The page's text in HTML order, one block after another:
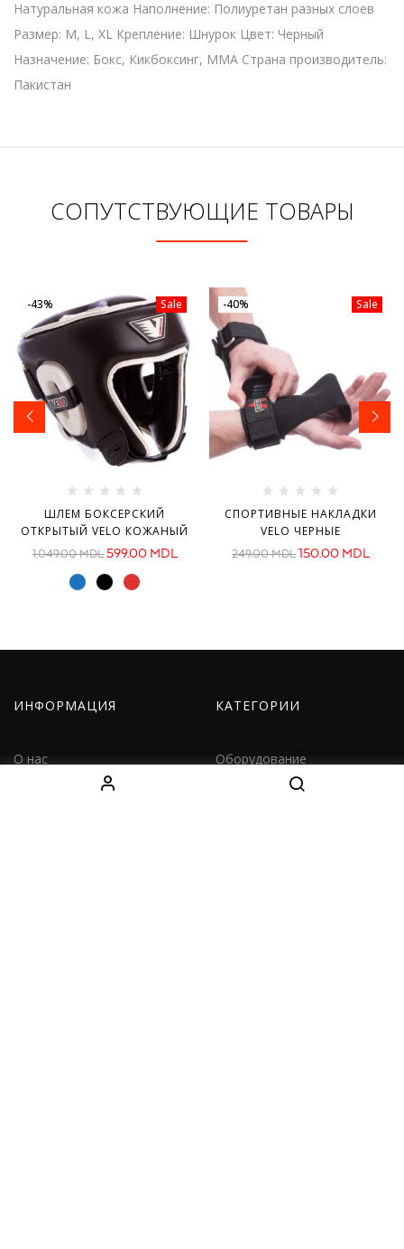
Натуральная кожа Наполнение: Полиуретан разных слоев
Размер: M, L, XL Крепление: Шнурок Цвет: Черный
Назначение: Бокс, Кикбоксинг, MMA Страна производитель:
Пакистан
СОПУТСТВУЮЩИЕ ТОВАРЫ
Sale
-43%
ШЛЕМ БОКСЕРСКИЙ
ОТКРЫТЫЙ VELO КОЖАНЫЙ
1,049.00MDL 599.00 MDL
Sale
-40%
СПОРТИВНЫЕ НАКЛАДКИ
VELO ЧЕРНЫЕ
249.00MDL 150.00 MDL
ИНФОРМАЦИЯ
О нас
КАТЕГОРИИ
Оборудование